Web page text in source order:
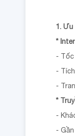
1.
*
- Tốc
-
-
*
-
-